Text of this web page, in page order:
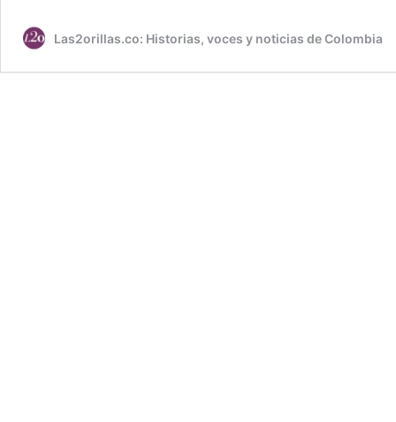
Las2orillas.co: Historias, voces y noticias de Colombia